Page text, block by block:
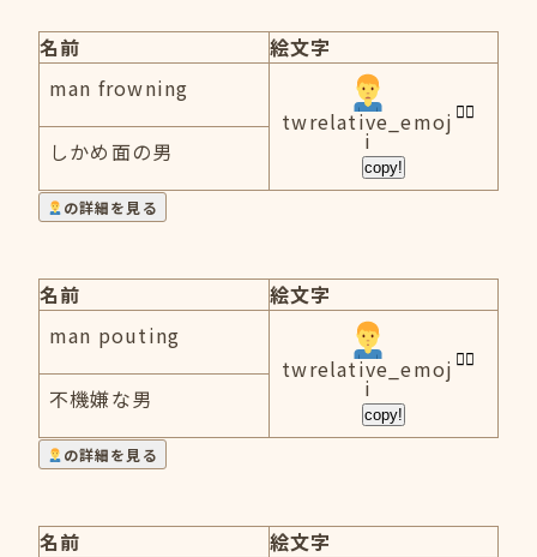
名前
絵文字
man frowning
twrelative_emoj
i
copy!
しかめ面の男
の詳細を見る
名前
絵文字
man pouting
twrelative_emoj
i
copy!
不機嫌な男
の詳細を見る
名前
絵文字